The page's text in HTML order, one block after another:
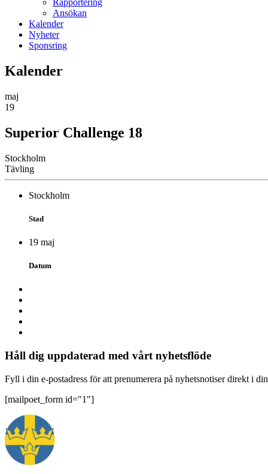
Rapportering
Ansökan
Kalender
Nyheter
Sponsring
Kalender
maj
19
Superior Challenge 18
Stockholm
Tävling
Stockholm
Stad
19 maj
Datum
Håll dig uppdaterad med vårt nyhetsflöde
Fyll i din e-postadress för att prenumerera på nyhetsnotiser direkt i
[mailpoet_form id="1"]